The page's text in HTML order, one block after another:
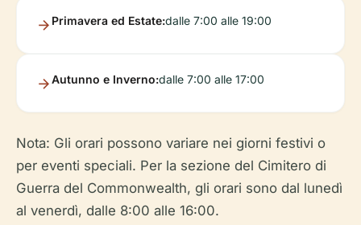
Primavera ed Estate:dalle 7:00 alle 19:00
Autunno e Inverno:dalle 7:00 alle 17:00
Nota: Gli orari possono variare nei giorni festivi o
per eventi speciali. Per la sezione del Cimitero di
Guerra del Commonwealth, gli orari sono dal lunedì
al venerdì, dalle 8:00 alle 16:00.